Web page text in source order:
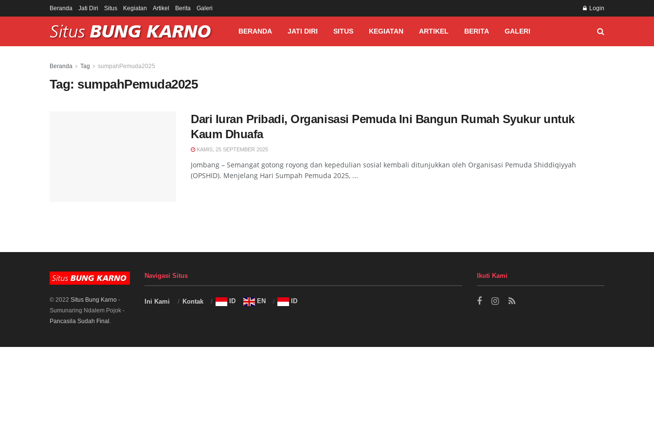
Beranda Jati Diri Situs Kegiatan Artikel Berita Galeri Login
BERANDA JATI DIRI SITUS KEGIATAN ARTIKEL BERITA GALERI
Beranda Tag sumpahPemuda2025
Tag: sumpahPemuda2025
Dari Iuran Pribadi, Organisasi Pemuda Ini Bangun Rumah Syukur untuk
Kaum Dhuafa
KAMIS, 25 SEPTEMBER 2025
Jombang – Semangat gotong royong dan kepedulian sosial kembali ditunjukkan oleh Organisasi Pemuda Shiddiqiyyah
(OPSHID). Menjelang Hari Sumpah Pemuda 2025, ...
© 2022 Situs Bung Karno -
Sumunaring Ndalem Pojok -
Pancasila Sudah Final .
Navigasi Situs
Ini Kami Kontak ID EN ID
Ikuti Kami